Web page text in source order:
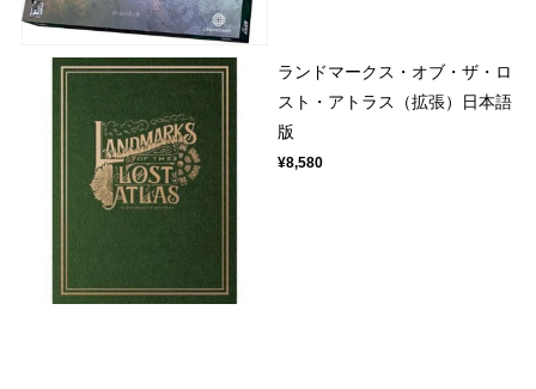
ランドマークス・オブ・ザ・ロ
スト・アトラス（拡張）日本語
版
¥8,580